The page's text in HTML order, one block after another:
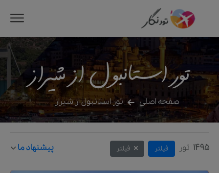
تور استانبول از شیراز
صفحه اصلی تور استانبول از شیراز
1495 تور فیلتر فیلتر پیشنهاد ما